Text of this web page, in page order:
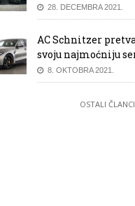
28. DECEMBRA 2021.
AC Schnitzer
svoju najmoćniju
8. OKTOBRA 2021.
OSTALI ČLANCI